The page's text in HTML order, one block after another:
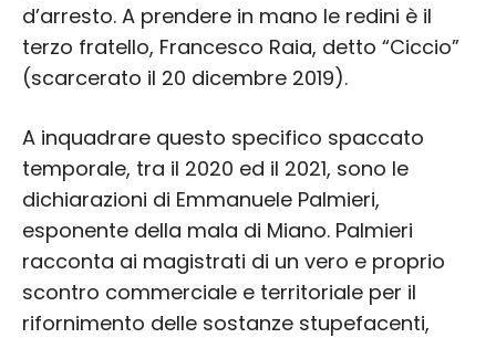
d’arresto. A prendere in mano le redini è il
terzo fratello, Francesco Raia, detto “Ciccio”
(scarcerato il 20 dicembre 2019).
A inquadrare questo specifico spaccato
temporale, tra il 2020 ed il 2021, sono le
dichiarazioni di Emmanuele Palmieri,
esponente della mala di Miano. Palmieri
racconta ai magistrati di un vero e proprio
scontro commerciale e territoriale per il
rifornimento delle sostanze stupefacenti,